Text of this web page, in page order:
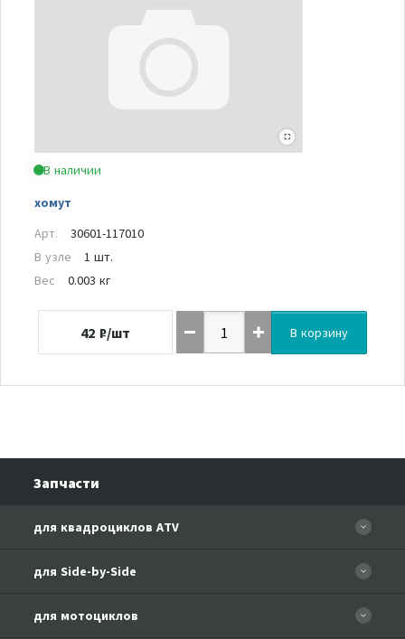
В наличии
хомут
Арт.
30601-117010
В узле
1 шт.
Вес
0.003 кг
42 ₽/шт В корзину
Запчасти
для квадроциклов ATV
CFORCE 110 EFI
CF500-A Basic
для Side-by-Side
для мотоциклов